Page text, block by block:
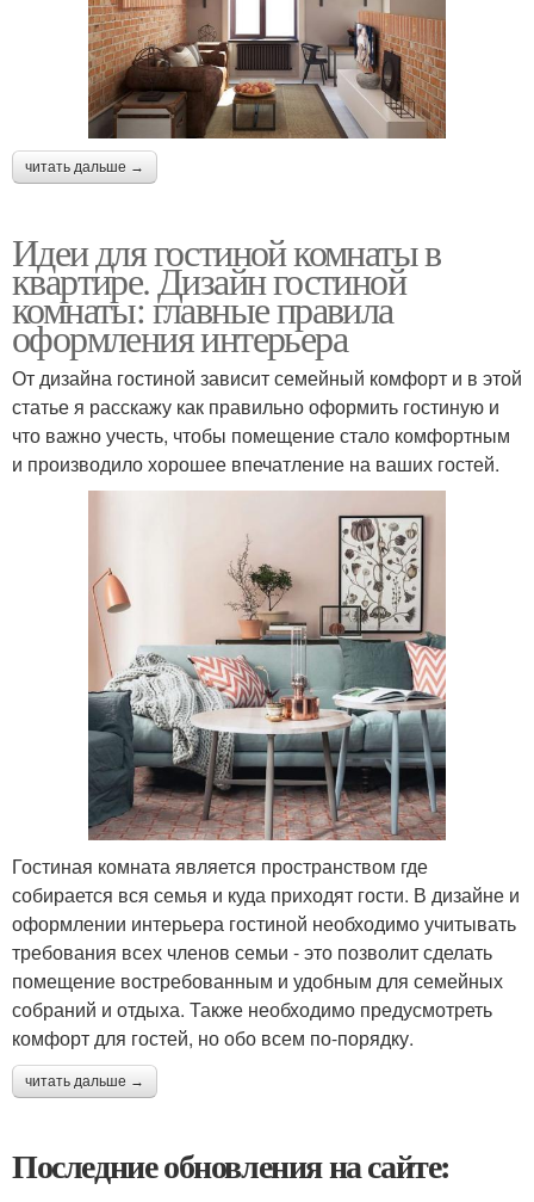
читать дальше →
Идеи для гостиной комнаты в
квартире. Дизайн гостиной
комнаты: главные правила
оформления интерьера
От дизайна гостиной зависит семейный комфорт и в этой
статье я расскажу как правильно оформить гостиную и
что важно учесть, чтобы помещение стало комфортным
и производило хорошее впечатление на ваших гостей.
Гостиная комната является пространством где
собирается вся семья и куда приходят гости. В дизайне и
оформлении интерьера гостиной необходимо учитывать
требования всех членов семьи - это позволит сделать
помещение востребованным и удобным для семейных
собраний и отдыха. Также необходимо предусмотреть
комфорт для гостей, но обо всем по-порядку.
читать дальше →
Последние обновления на сайте: